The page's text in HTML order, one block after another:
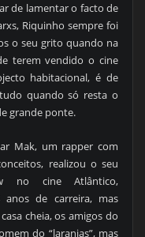
de lamentar o facto de
Riquinho sempre foi
o seu grito quando na
terem vendido o cine
habitacional, é de
quando só resta o
grande ponte.
Mak, um rapper com
realizou o seu
no cine Atlântico,
anos de carreira, mas
cheia, os amigos do
do “laranjas”, mas